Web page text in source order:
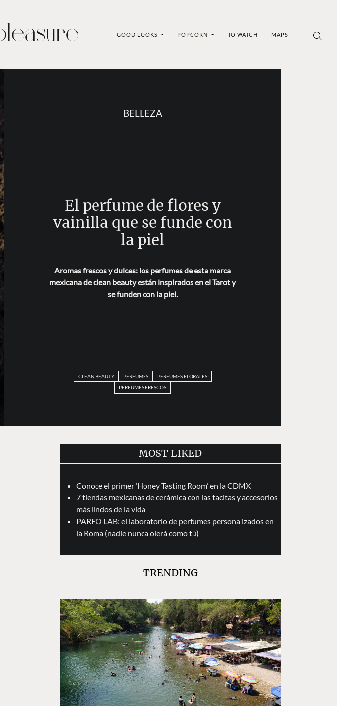
GOOD LOOKS POPCORN TO WATCH MAPS
BELLEZA
El perfume de flores y
vainilla que se funde con
la piel
Aromas frescos y dulces: los perfumes de esta marca
mexicana de clean beauty están inspirados en el Tarot y
se funden con la piel.
CLEAN BEAUTY PERFUMES
PERFUMES FLORALES
PERFUMES FRESCOS
MOST LIKED
Conoce el primer ‘Honey Tasting Room’ en la CDMX
7 tiendas mexicanas de cerámica con las tacitas y accesorios
más lindos de la vida
PARFO LAB: el laboratorio de perfumes personalizados en
la Roma (nadie nunca olerá como tú)
TRENDING